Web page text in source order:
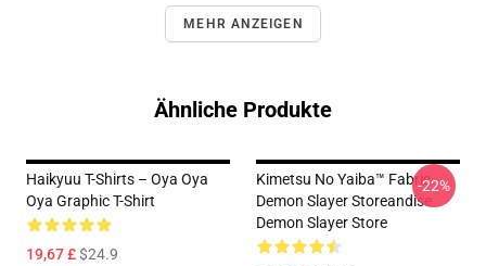
MEHR ANZEIGEN
Ähnliche Produkte
Haikyuu T-Shirts – Oya Oya
Oya Graphic T-Shirt
19,67 £$24.9
Kimetsu No Yaiba™ Fabric
Demon Slayer Storeandise
Demon Slayer Store
-22%